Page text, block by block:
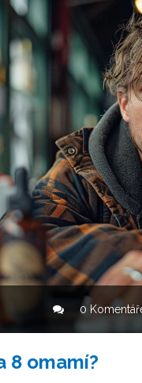
0
8 omamí?